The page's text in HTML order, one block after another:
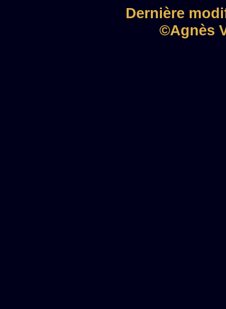
Dernière
©Agnès